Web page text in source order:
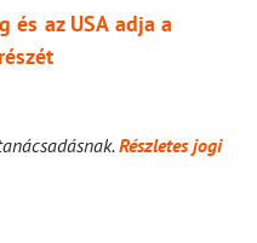
és az USA adja a
Részletes jogi